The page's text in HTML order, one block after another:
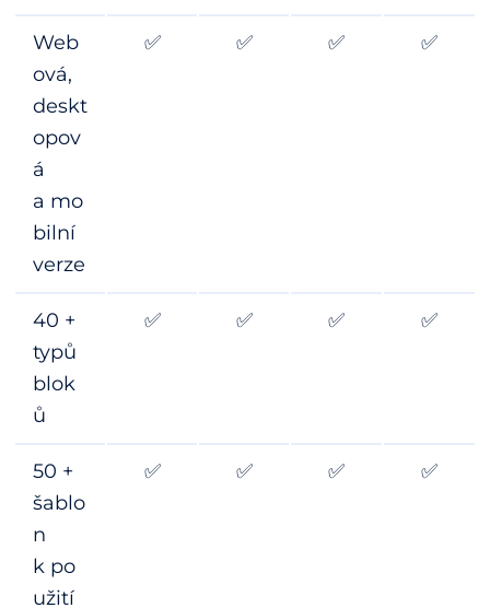
Web
ová,
deskt
opov
á
a mo
bilní
verze
✅ ✅ ✅ ✅
40 +
typů
blok
ů
✅ ✅ ✅ ✅
50 +
šablo
n
k po
užití
✅ ✅ ✅ ✅